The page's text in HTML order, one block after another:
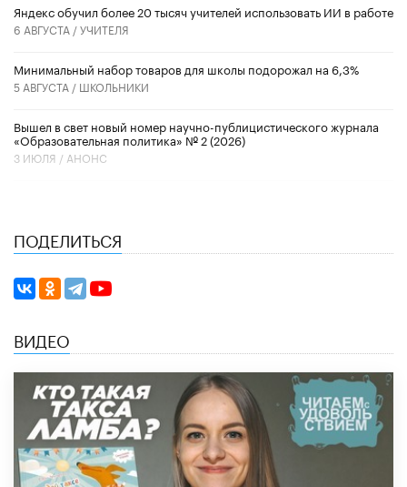
​Яндекс обучил более 20 тысяч учителей использовать ИИ в работе
6 АВГУСТА /УЧИТЕЛЯ
Минимальный набор товаров для школы подорожал на 6,3%
5 АВГУСТА / ШКОЛЬНИКИ
Вышел в свет новый номер научно-публицистического журнала
«Образовательная политика» № 2 (2026)
3 ИЮЛЯ / АНОНС
ПОДЕЛИТЬСЯ
ВИДЕО